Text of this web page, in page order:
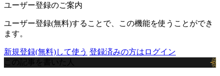
ユーザー登録のご案内
ユーザー登録(無料)することで、この機能を使うことができ
ます。
新規登録(無料)して使う 登録済みの方はログイン
この記事を書いた人